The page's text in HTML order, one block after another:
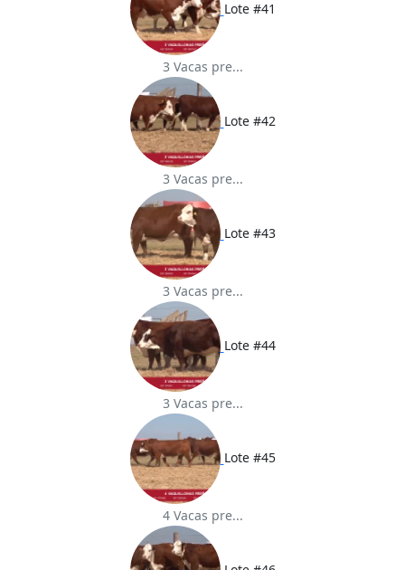
Lote #41
3 Vacas pre...
Lote #42
3 Vacas pre...
Lote #43
3 Vacas pre...
Lote #44
3 Vacas pre...
Lote #45
4 Vacas pre...